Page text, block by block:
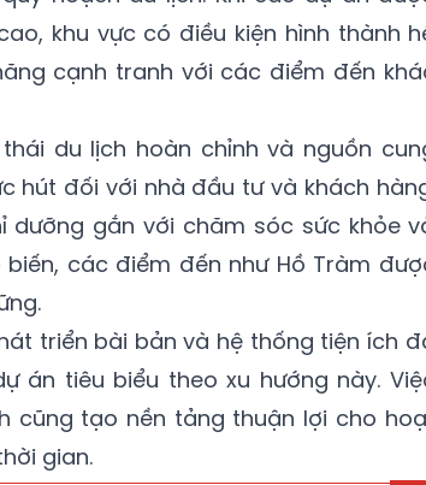
khu vực có điều kiện hình thành
cạnh tranh với các điểm đến
du lịch hoàn chỉnh và nguồn
hút đối với nhà đầu tư và khách
gắn với chăm sóc sức khỏe
các điểm đến như Hồ Tràm
triển bài bản và hệ thống tiện ích
án tiêu biểu theo xu hướng này.
cũng tạo nền tảng thuận lợi cho
gian.